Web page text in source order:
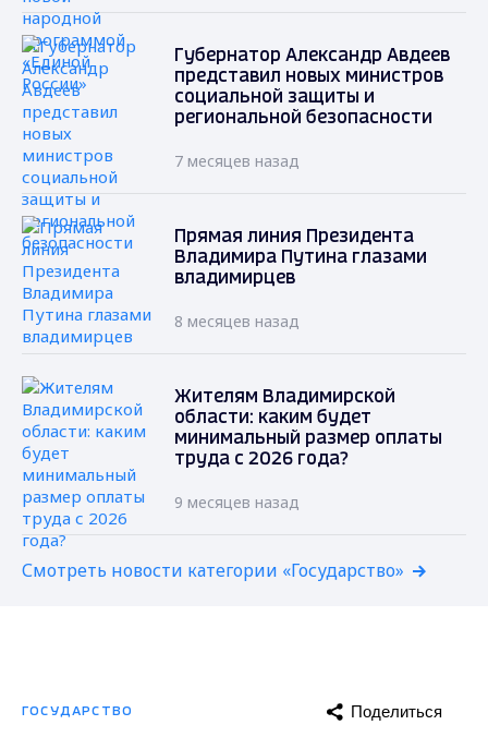
Губернатор Александр Авдеев
представил новых министров
социальной защиты и
региональной безопасности
7 месяцев назад
Прямая линия Президента
Владимира Путина глазами
владимирцев
8 месяцев назад
Жителям Владимирской
области: каким будет
минимальный размер оплаты
труда с 2026 года?
9 месяцев назад
Смотреть новости категории «Государство»
ГОСУДАРСТВО Поделиться